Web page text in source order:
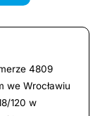
4809
we Wrocławiu
120 w